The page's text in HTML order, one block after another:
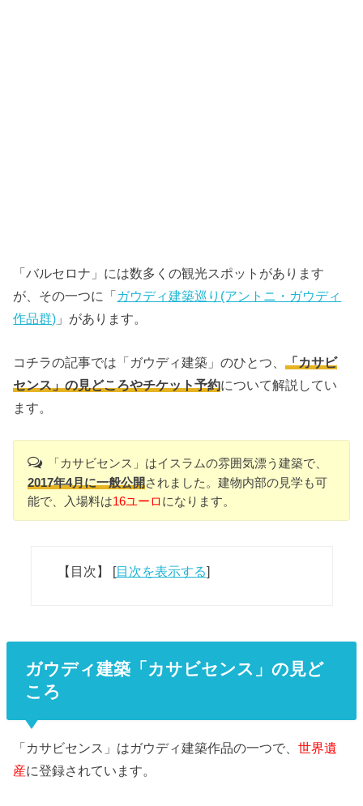
「バルセロナ」には数多くの観光スポットがあります
が、その一つに「ガウディ建築巡り(アントニ・ガウディ
作品群) 」があります。
コチラの記事では「ガウディ建築」のひとつ、「カサビ
センス」の見どころやチケット予約について解説してい
ます。
「カサビセンス」はイスラムの雰囲気漂う建築で、
2017年4月に一般公開されました。建物内部の見学も可
能で、入場料は16ユーロになります。
【目次】 [目次を表示する]
ガウディ建築「カサビセンス」の見ど
ころ
「カサビセンス」はガウディ建築作品の一つで、世界遺
産に登録されています。